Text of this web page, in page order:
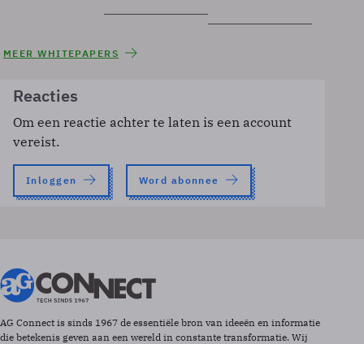
MEER WHITEPAPERS
Reacties
Om een reactie achter te laten is een account
vereist.
Inloggen Word abonnee
AG Connect is sinds 1967 de essentiële bron van ideeën en informatie
die betekenis geven aan een wereld in constante transformatie. Wij